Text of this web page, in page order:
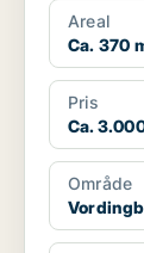
Areal
Ca. 370
Pris
Ca.
Område